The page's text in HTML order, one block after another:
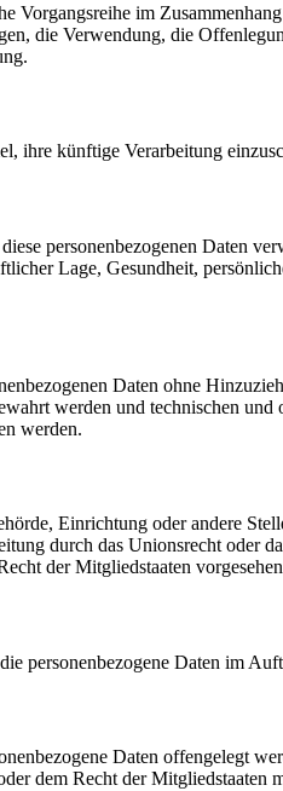
im
die Verwendung, die
ihre künftige Verarbeitung
personenbezogenen Daten
Lage, Gesundheit,
Daten ohne
werden und technischen
werden.
Einrichtung oder andere
durch das Unionsrecht oder
der Mitgliedstaaten
personenbezogene Daten im
Daten offengelegt
dem Recht der Mitgliedstaaten